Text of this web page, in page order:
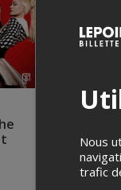
Mado
15 août
Nous
trafic